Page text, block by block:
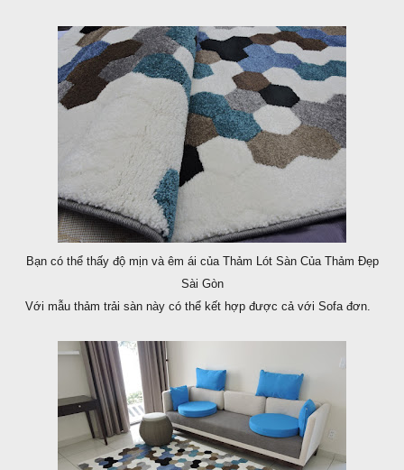
Bạn có thể thấy độ mịn và êm ái của Thảm Lót Sàn Của Thảm Đẹp
Sài Gòn
Với mẫu thảm trải sàn này có thể kết hợp được cả với Sofa đơn.